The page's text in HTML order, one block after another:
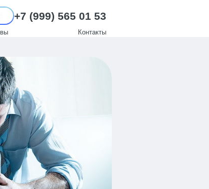
+7 (999) 565 01 53
Контакты